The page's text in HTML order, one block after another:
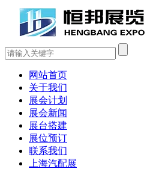
网站首页
关于我们
展会计划
展会新闻
展台搭建
展位预订
联系我们
上海汽配展